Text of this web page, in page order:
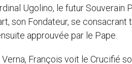
Ugolino, le futur Souverain
son Fondateur, se
approuvée par le Pape.
François voit le Crucifié